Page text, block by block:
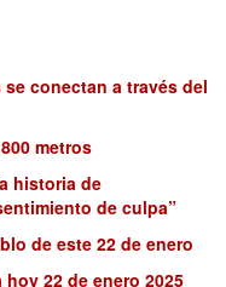
conectan a través del
metros
historia de
de culpa”
de este 22 de enero
22 de enero 2025